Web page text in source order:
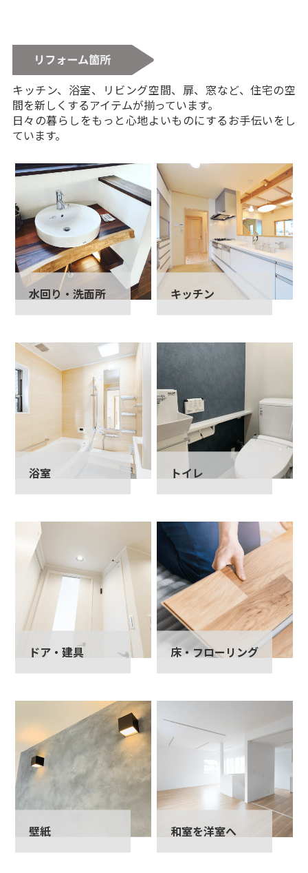
キッチン、浴室、リビング空間、扉、窓など、住宅の空
間を新しくするアイテムが揃っています。
日々の暮らしをもっと心地よいものにするお手伝いをし
ています。
水回り・洗面所 キッチン
浴室 トイレ
ドア・建具 床・フローリング
壁紙 和室を洋室へ